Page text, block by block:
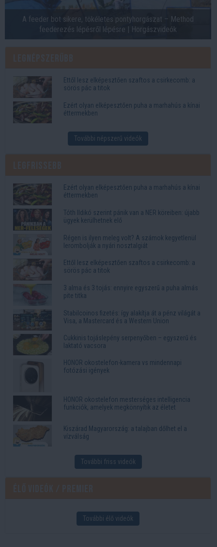
A feeder bot sikere, tökéletes pontyhorgászat – Method
feederezés lépésről lépésre | Horgászvideók
Ettől lesz elképesztően szaftos a csirkecomb: a
sörös pác a titok
Ezért olyan elképesztően puha a marhahús a kínai
éttermekben
További népszerű videók
Ezért olyan elképesztően puha a marhahús a kínai
éttermekben
Tóth Ildikó szerint pánik van a NER köreiben: újabb
ügyek kerülhetnek elő
Régen is ilyen meleg volt? A számok kegyetlenül
lerombolják a nyári nosztalgiát
Ettől lesz elképesztően szaftos a csirkecomb: a
sörös pác a titok
3 alma és 3 tojás: ennyire egyszerű a puha almás
pite titka
Stabilcoinos fizetés: így alakítja át a pénz világát a
Visa, a Mastercard és a Western Union
Cukkinis tojáslepény serpenyőben – egyszerű és
laktató vacsora
HONOR okostelefon-kamera vs mindennapi
fotózási igények
HONOR okostelefon mesterséges intelligencia
funkciók, amelyek megkönnyítik az életet
Kiszárad Magyarország: a talajban dőlhet el a
vízválság
További friss videók
További élő videók